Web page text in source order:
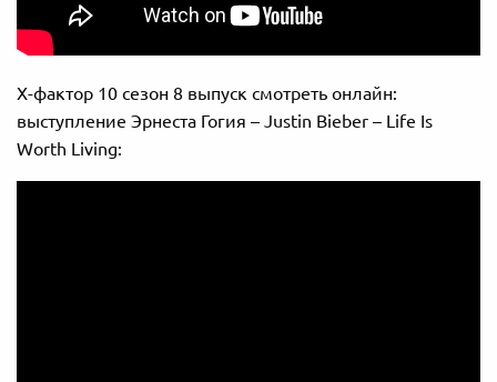
Х-фактор 10 сезон 8 выпуск смотреть онлайн:
выступление Эрнеста Гогия – Justin Bieber – Life Is
Worth Living: